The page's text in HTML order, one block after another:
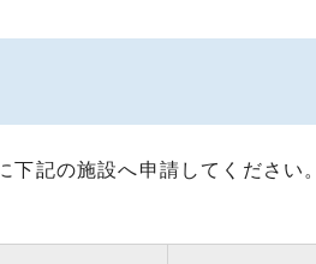
記の施設へ申請してください。